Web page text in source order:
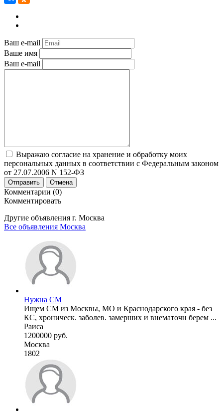
Ваш e-mail
Ваше имя
Ваш e-mail
Выражаю согласие на хранение и обработку моих
персональных данных в соответствии с Федеральным законом
от 27.07.2006 N 152-ФЗ
Отправить Отмена
Комментарии (0)
Комментировать
Другие объявления г. Москва
Все объявления Москва
Нужна СМ
Ищем СМ из Москвы, МО и Краснодарского края - без
КС, хроническ. заболев. замерших и внематочн берем ...
Раиса
1200000 руб.
Москва
1802